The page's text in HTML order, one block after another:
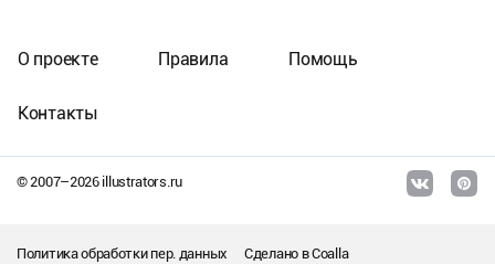
© 2007–2026illustrators.ru
О проекте Правила Помощь
Контакты
Политика обработки пер. данных Сделано вCoalla